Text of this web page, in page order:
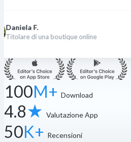
online
100M+ Download
4.8★ Valutazione App
50K+ Recensioni